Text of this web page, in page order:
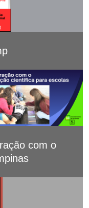
com o